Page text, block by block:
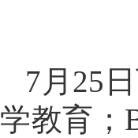
7月25
学教育；